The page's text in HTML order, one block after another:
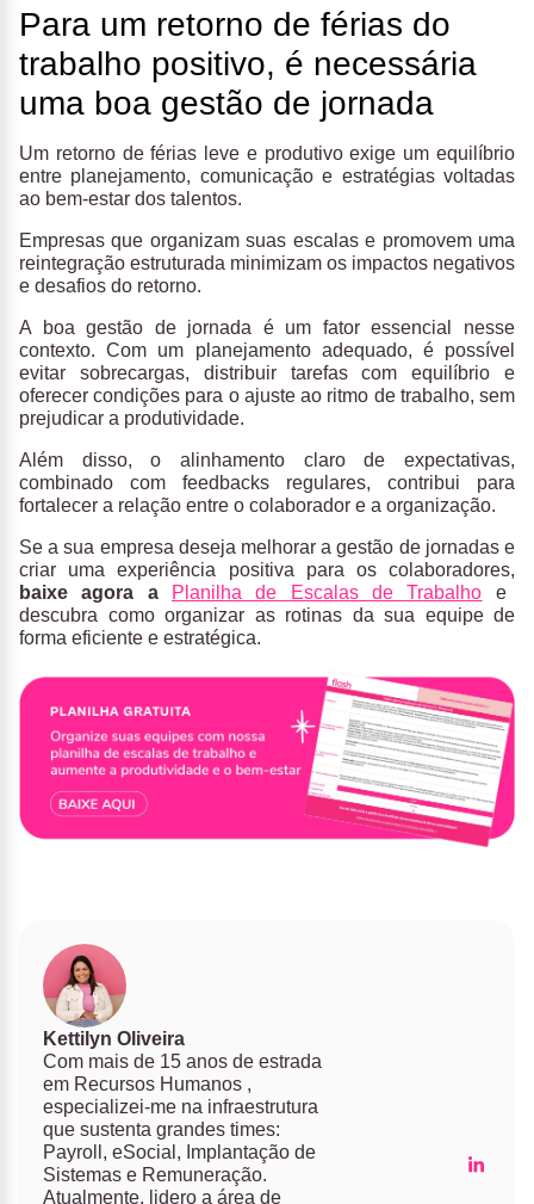
Para um retorno de férias do
trabalho positivo, é necessária
uma boa gestão de jornada
Um retorno de férias leve e produtivo exige um equilíbrio
entre planejamento, comunicação e estratégias voltadas
ao bem-estar dos talentos.
Empresas que organizam suas escalas e promovem uma
reintegração estruturada minimizam os impactos negativos
e desafios do retorno.
A boa gestão de jornada é um fator essencial nesse
contexto. Com um planejamento adequado, é possível
evitar sobrecargas, distribuir tarefas com equilíbrio e
oferecer condições para o ajuste ao ritmo de trabalho, sem
prejudicar a produtividade.
Além disso, o alinhamento claro de expectativas,
combinado com feedbacks regulares, contribui para
fortalecer a relação entre o colaborador e a organização.
Se a sua empresa deseja melhorar a gestão de jornadas e
criar uma experiência positiva para os colaboradores,
baixe agora a
Planilha de Escalas de Trabalho e
descubra como organizar as rotinas da sua equipe de
forma eficiente e estratégica.
Kettilyn Oliveira
Com mais de 15 anos de estrada
em Recursos Humanos ,
especializei-me na infraestrutura
que sustenta grandes times:
Payroll, eSocial, Implantação de
Sistemas e Remuneração.
Atualmente, lidero a área de